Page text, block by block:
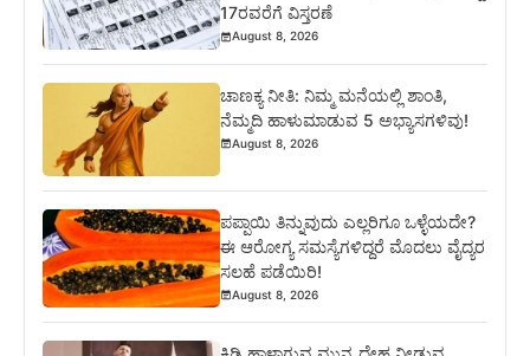
17ರವರೆಗೆ ವಿಸ್ತರಣೆ
August 8, 2026
ಚಾಣಕ್ಯ ನೀತಿ: ನಿಮ್ಮ ಮನೆಯಲ್ಲಿ ಶಾಂತಿ,
ನೆಮ್ಮದಿ ಹಾಳುಮಾಡುವ 5 ಅಭ್ಯಾಸಗಳಿವು!
August 8, 2026
ಪಪ್ಪಾಯಿ ತಿನ್ನುವುದು ಎಲ್ಲರಿಗೂ ಒಳ್ಳೆಯದೇ?
ಈ ಆರೋಗ್ಯ ಸಮಸ್ಯೆಗಳಿದ್ದರೆ ಮೊದಲು ವೈದ್ಯರ
ಸಲಹೆ ಪಡೆಯಿರಿ!
August 8, 2026